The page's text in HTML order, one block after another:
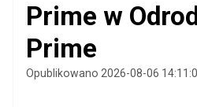
Prime w
Prime
Opublikowano 2026-08-06